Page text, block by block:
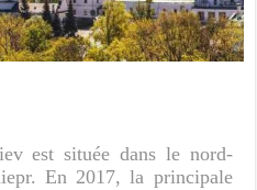
est située dans le nord-
En 2017, la principale